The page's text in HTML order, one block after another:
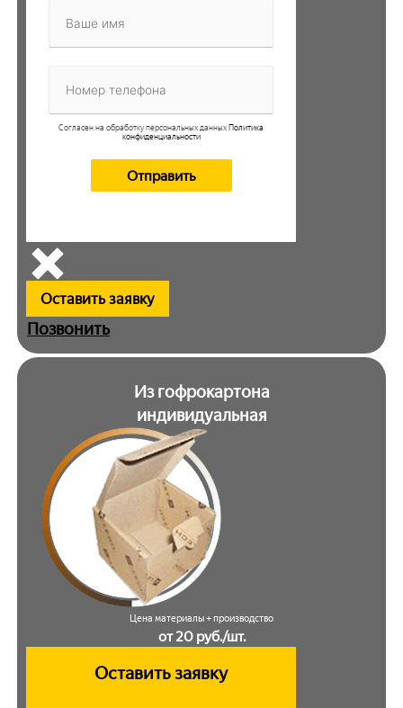
Согласен на обработку персональных данныхПолитика
конфиденциальности
Оставить заявку
Позвонить
Из гофрокартона
индивидуальная
Цена материалы + производство
от 20 руб./шт.
Оставить заявку